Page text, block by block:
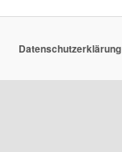
Datenschutzerklärung